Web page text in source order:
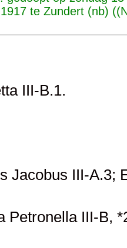
te Zundert (nb)
III-B.1.
Jacobus III-A.3;
Petronella III-B, *